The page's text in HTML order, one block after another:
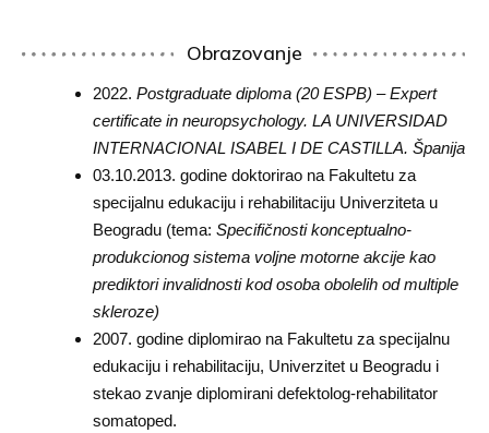
Obrazovanje
2022. Postgraduate diploma (20 ESPB) – Expert
certificate in neuropsychology. LA UNIVERSIDAD
INTERNACIONAL ISABEL I DE CASTILLA. Španija
03.10.2013. godine doktorirao na Fakultetu za
specijalnu edukaciju i rehabilitaciju Univerziteta u
Beogradu (tema: Specifičnosti konceptualno-
produkcionog sistema voljne motorne akcije kao
prediktori invalidnosti kod osoba obolelih od multiple
skleroze)
2007. godine diplomirao na Fakultetu za specijalnu
edukaciju i rehabilitaciju, Univerzitet u Beogradu i
stekao zvanje diplomirani defektolog-rehabilitator
somatoped.